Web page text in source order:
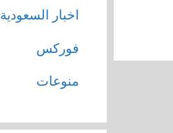
اخبار السعودية
فوركس
منوعات